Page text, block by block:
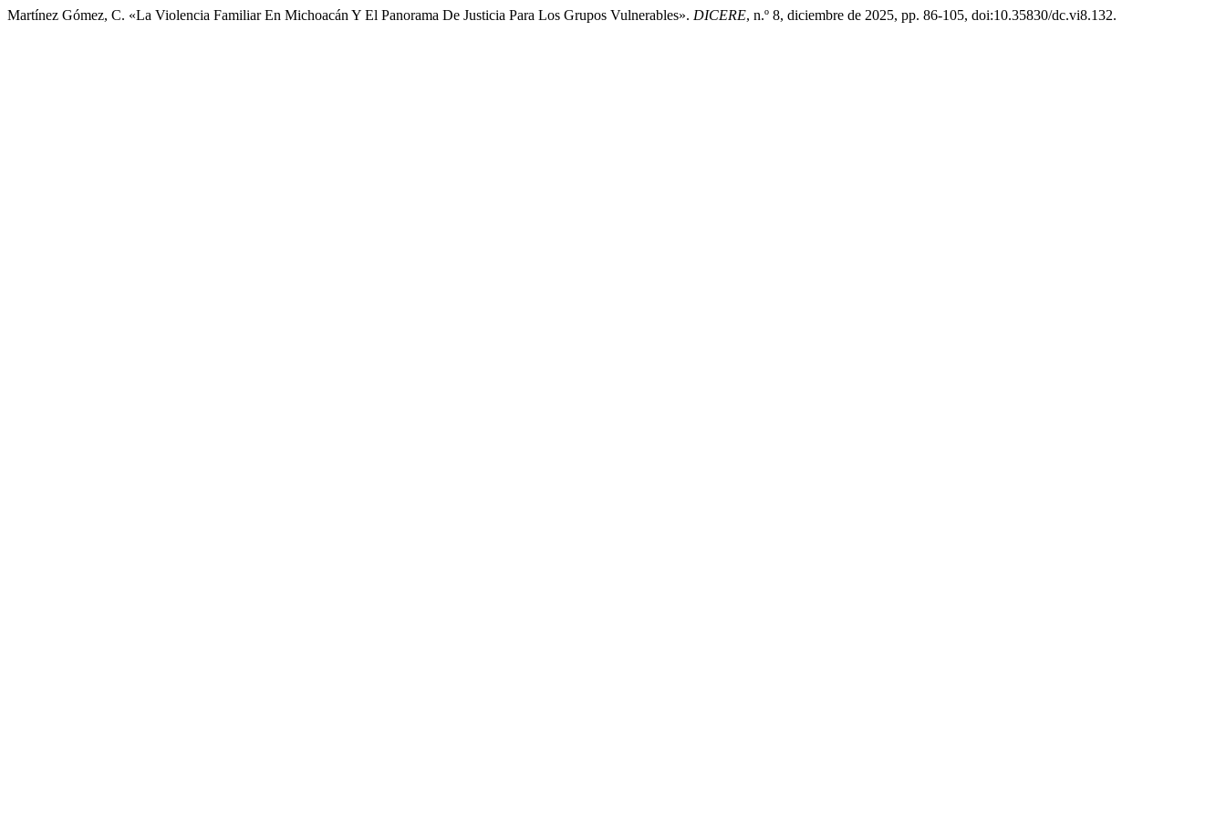
Martínez Gómez, C. «La Violencia Familiar En Michoacán Y El Panorama De Justicia Para Los Grupos Vulnerables». DICERE, n.º 8, diciembre de 2025, pp. 86-105, doi:10.35830/dc.vi8.132.